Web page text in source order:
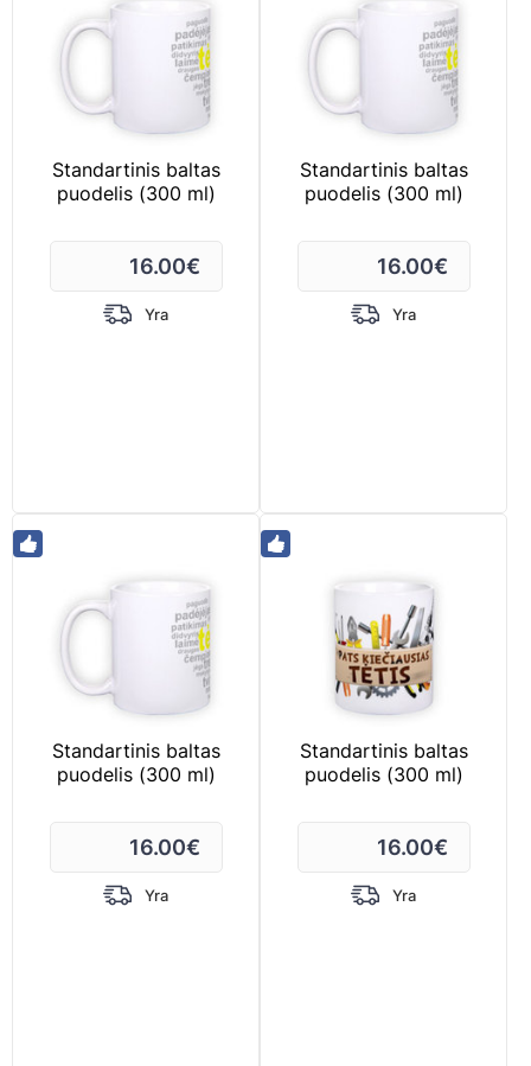
Standartinis baltas
puodelis (300 ml)
16.00€
Yra
Standartinis baltas
puodelis (300 ml)
16.00€
Yra
Standartinis baltas
puodelis (300 ml)
16.00€
Yra
Standartinis baltas
puodelis (300 ml)
16.00€
Yra